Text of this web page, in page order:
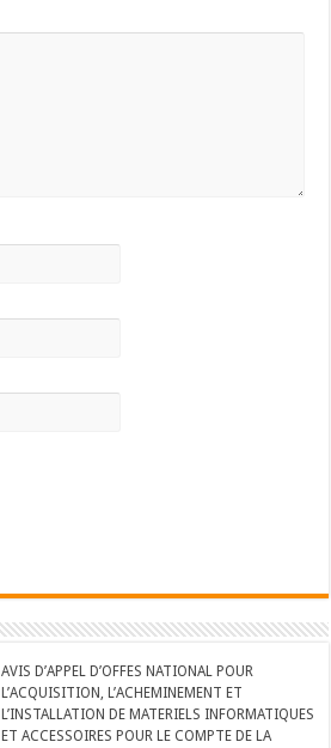
AVIS D’APPEL D’OFFES NATIONAL POUR
L’ACQUISITION, L’ACHEMINEMENT ET
L’INSTALLATION DE MATERIELS INFORMATIQUES
ET ACCESSOIRES POUR LE COMPTE DE LA